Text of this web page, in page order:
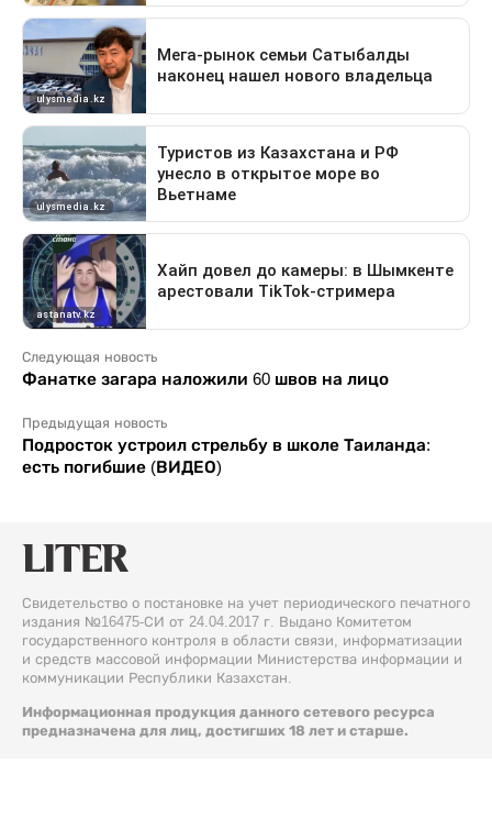
Следующая новость
Фанатке загара наложили 60 швов на лицо
Предыдущая новость
Подросток устроил стрельбу в школе Таиланда:
есть погибшие (ВИДЕО)
Свидетельство о постановке на учет периодического печатного
издания №16475-СИ от 24.04.2017 г. Выдано Комитетом
государственного контроля в области связи, информатизации
и средств массовой информации Министерства информации и
коммуникации Республики Казахстан.
Информационная продукция данного сетевого ресурса
предназначена для лиц, достигших 18 лет и старше.